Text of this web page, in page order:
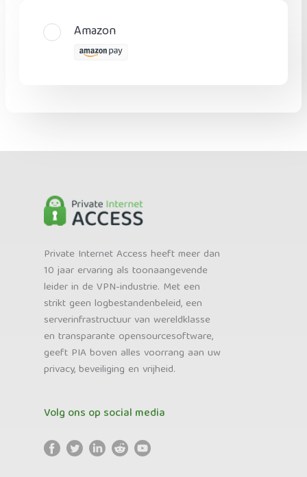
Amazon
Private Internet Access heeft meer dan
10 jaar ervaring als toonaangevende
leider in de VPN-industrie. Met een
strikt geen logbestandenbeleid, een
serverinfrastructuur van wereldklasse
en transparante opensourcesoftware,
geeft PIA boven alles voorrang aan uw
privacy, beveiliging en vrijheid.
Volg ons op social media